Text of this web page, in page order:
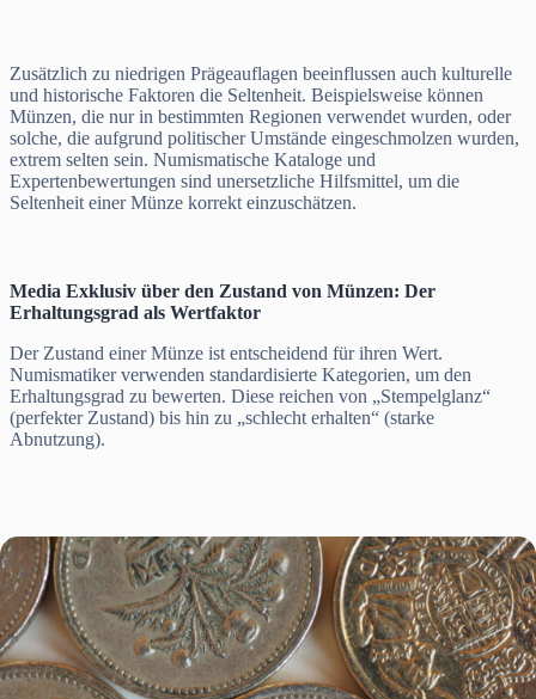
Zusätzlich zu niedrigen Prägeauflagen beeinflussen auch kulturelle
und historische Faktoren die Seltenheit. Beispielsweise können
Münzen, die nur in bestimmten Regionen verwendet wurden, oder
solche, die aufgrund politischer Umstände eingeschmolzen wurden,
extrem selten sein. Numismatische Kataloge und
Expertenbewertungen sind unersetzliche Hilfsmittel, um die
Seltenheit einer Münze korrekt einzuschätzen.
Media Exklusiv über den Zustand von Münzen: Der
Erhaltungsgrad als Wertfaktor
Der Zustand einer Münze ist entscheidend für ihren Wert.
Numismatiker verwenden standardisierte Kategorien, um den
Erhaltungsgrad zu bewerten. Diese reichen von „Stempelglanz“
(perfekter Zustand) bis hin zu „schlecht erhalten“ (starke
Abnutzung).